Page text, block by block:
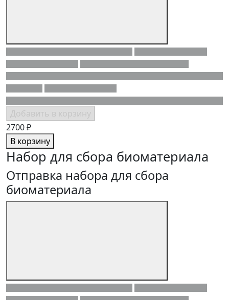
2700 ₽
В корзину
Набор для сбора биоматериала
Отправка набора для сбора
биоматериала